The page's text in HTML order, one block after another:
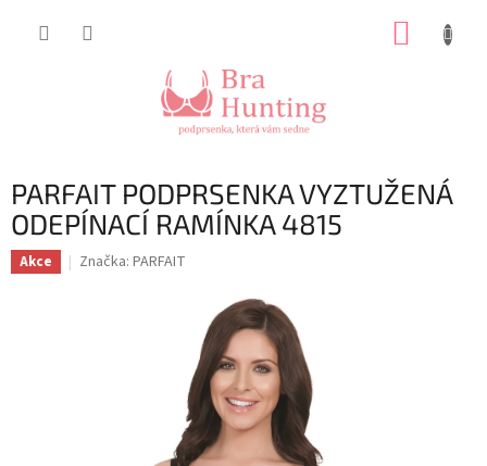
PARFAIT PODPRSENKA VYZTUŽENÁ
ODEPÍNACÍ RAMÍNKA 4815
Akce Značka: PARFAIT